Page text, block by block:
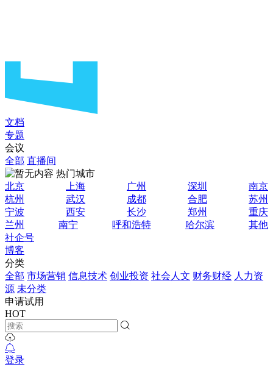
文档
专题
会议
全部 直播间
热门城市
北京
上海 广州 深圳
南京
杭州
武汉 成都 合肥
苏州
宁波
西安 长沙 郑州
重庆
兰州
南宁 呼和浩特 哈尔滨
其他
社企号
博客
分类
全部 市场营销 信息技术 创业投资 社会人文 财务财经 人力资
源 未分类
申请试用
HOT
登录